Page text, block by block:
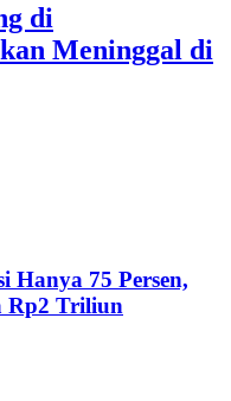
di
Meninggal di
Hanya 75 Persen,
Rp2 Triliun